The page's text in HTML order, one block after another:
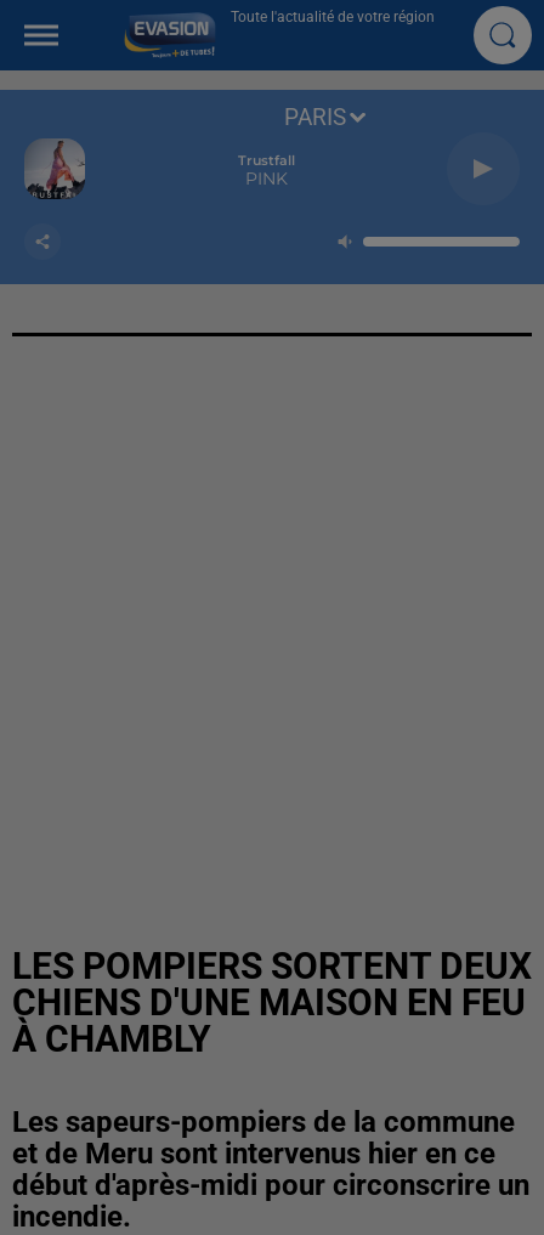
Toute l'actualité de votre région
Trustfall
PINK
PARIS
LES POMPIERS SORTENT DEUX
CHIENS D'UNE MAISON EN FEU
À CHAMBLY
Les sapeurs-pompiers de la commune
et de Meru sont intervenus hier en ce
début d'après-midi pour circonscrire un
incendie.